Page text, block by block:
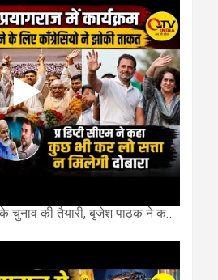
राहुल गाँधी के ज़रिये 2027 के चुनाव की तैयारी, बृजेश पाठक ने कहा चुक चुकी हैं कांग्रेस